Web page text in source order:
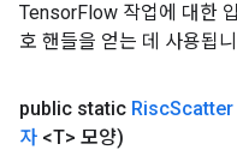
TensorFlow 작업에 대한
호 핸들을 얻는 데 사용됩
public static RiscScatter
자 <T> 모양)